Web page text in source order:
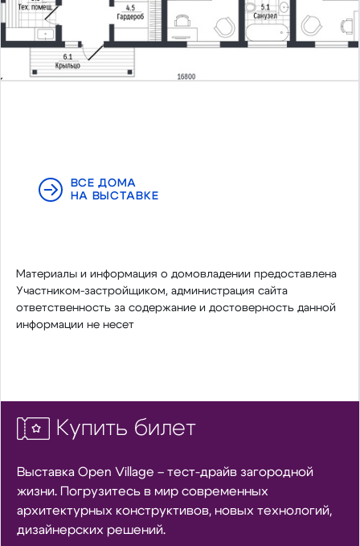
ВСЕ ДОМА
НА ВЫСТАВКЕ
Материалы и информация о домовладении предоставлена
Участником-застройщиком, администрация сайта
ответственность за содержание и достоверность данной
информации не несет
Купить билет
Выставка Open Village – тест-драйв загородной
жизни. Погрузитесь в мир современных
архитектурных конструктивов, новых технологий,
дизайнерских решений.